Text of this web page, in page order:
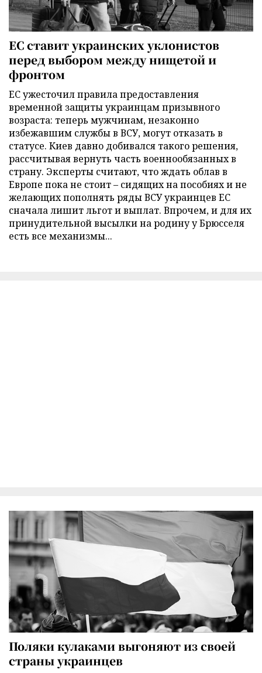
ЕС ставит украинских уклонистов
перед выбором между нищетой и
фронтом
ЕС ужесточил правила предоставления
временной защиты украинцам призывного
возраста: теперь мужчинам, незаконно
избежавшим службы в ВСУ, могут отказать в
статусе. Киев давно добивался такого решения,
рассчитывая вернуть часть военнообязанных в
страну. Эксперты считают, что ждать облав в
Европе пока не стоит – сидящих на пособиях и не
желающих пополнять ряды ВСУ украинцев ЕС
сначала лишит льгот и выплат. Впрочем, и для их
принудительной высылки на родину у Брюсселя
есть все механизмы...
Поляки кулаками выгоняют из своей
страны украинцев